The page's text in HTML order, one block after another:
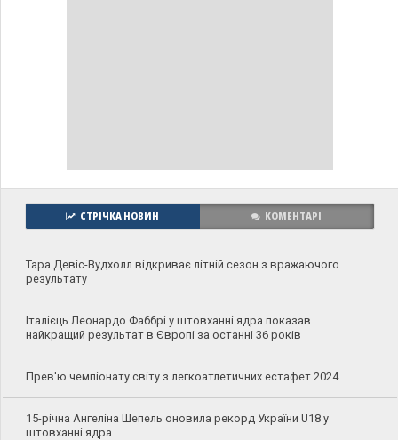
СТРІЧКА НОВИН КОМЕНТАРІ
Тара Девіс-Вудхолл відкриває літній сезон з вражаючого
результату
Італієць Леонардо Фаббрі у штовханні ядра показав
найкращий результат в Європі за останні 36 років
Прев'ю чемпіонату світу з легкоатлетичних естафет 2024
15-річна Ангеліна Шепель оновила рекорд України U18 у
штовханні ядра